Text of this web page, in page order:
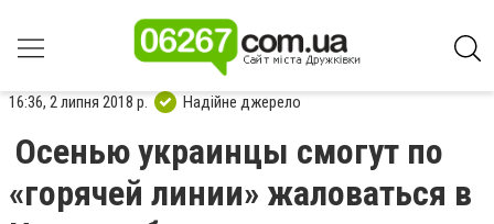
16:36, 2 липня 2018 р. Надійне джерело
Осенью украинцы смогут по
«горячей линии» жаловаться в